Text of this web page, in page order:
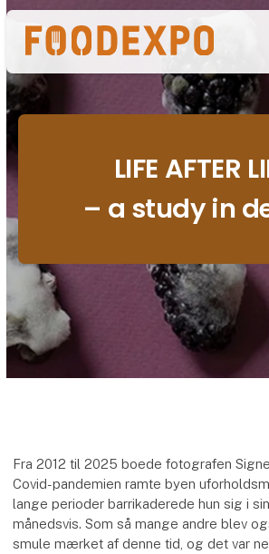
LIFE AFTER
– a study in
Fra 2012 til 2025 boede fotografen
Covid-pandemien ramte byen
lange perioder barrikaderede hun sig i
månedsvis. Som så mange andre blev
smule mærket af denne tid, og det var